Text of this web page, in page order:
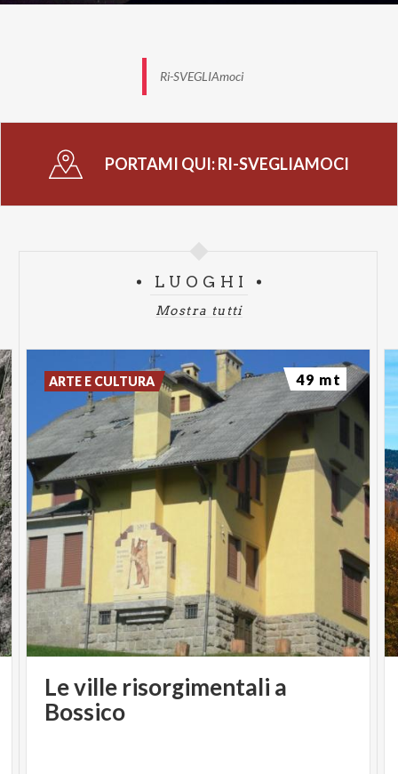
Ri-SVEGLIAmoci
PORTAMI QUI:RI-SVEGLIAMOCI
LUOGHI
Mostra tutti
Le ville risorgimentali a
Bossico
ARTE E CULTURA 49 mt